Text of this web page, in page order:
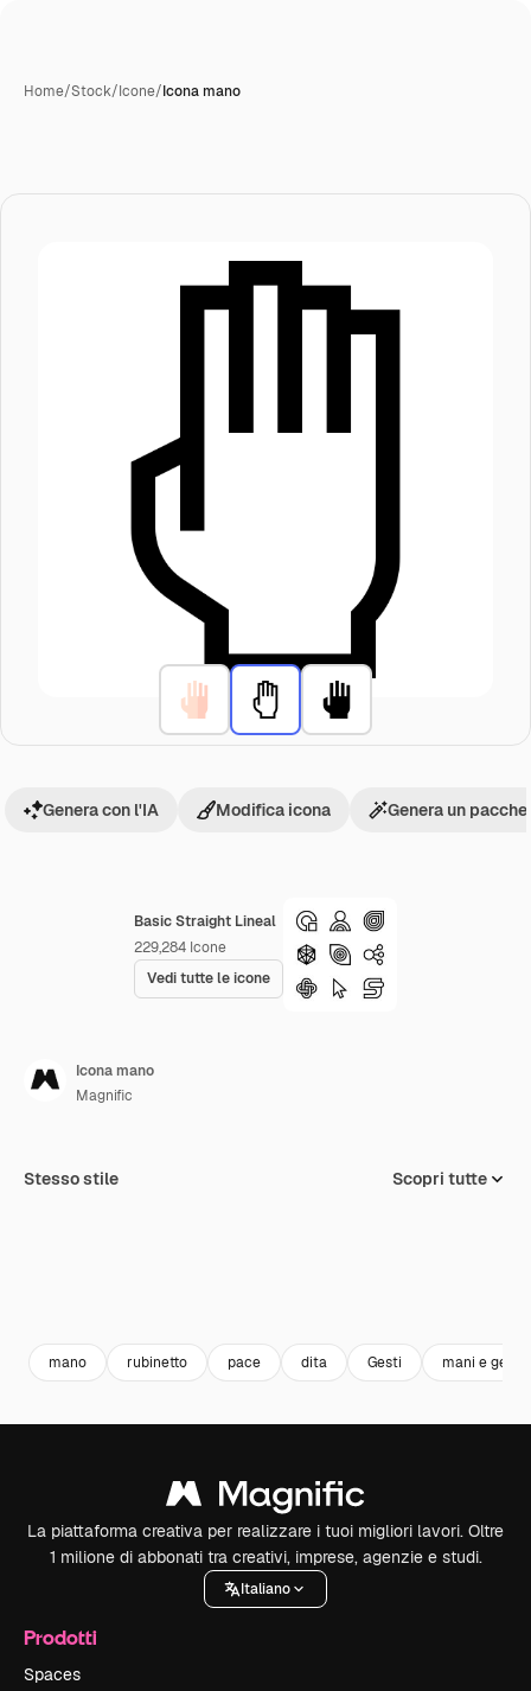
Home/Stock/Icone/Icona mano
Basic Straight Lineal
229,284 Icone
Vedi tutte le icone
Genera con l'IA Modifica icona Genera un
Icona mano
Magnific
Stesso stile Scopri tutte
mano rubinetto pace dita Gesti mani e gesti
La piattaforma creativa per realizzare i tuoi migliori lavori. Oltre
1 milione di abbonati tra creativi, imprese, agenzie e studi.
Italiano
Prodotti
Spaces